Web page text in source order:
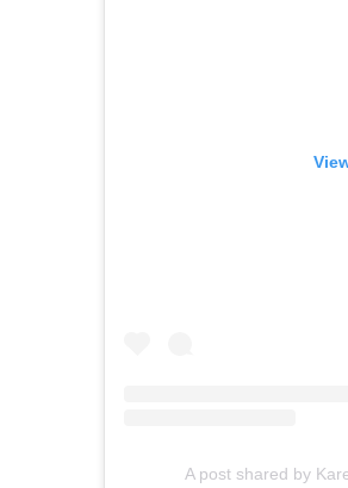
A post shared by